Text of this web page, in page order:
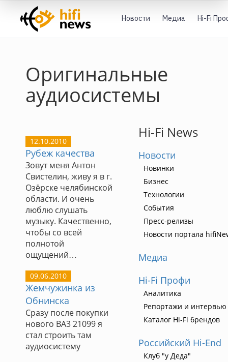
Новости Медиа Hi-Fi
Оригинальные
аудиосистемы
12.10.2010
Рубеж качества
Зовут меня Антон
Свистелин, живу я в г.
Озёрске челябинской
области. И очень
люблю слушать
музыку. Качественно,
чтобы со всей
полнотой
ощущений…
09.06.2010
Жемчужинка из
Обнинска
Сразу после покупки
нового ВА3 21099 я
стал строить там
аудиосистему
Hi-Fi News
Новости
Новинки
Бизнес
Технологии
События
Пресс-релизы
Новости портала
Медиа
Hi-Fi Профи
Аналитика
Репортажи и интервью
Каталог Hi-Fi брендов
Российский Hi-End
Клуб "у Деда"